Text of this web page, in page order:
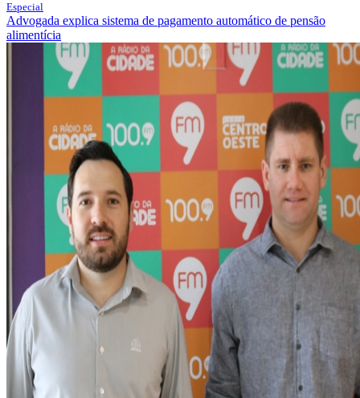
Especial
Advogada explica sistema de pagamento automático de pensão
alimentícia